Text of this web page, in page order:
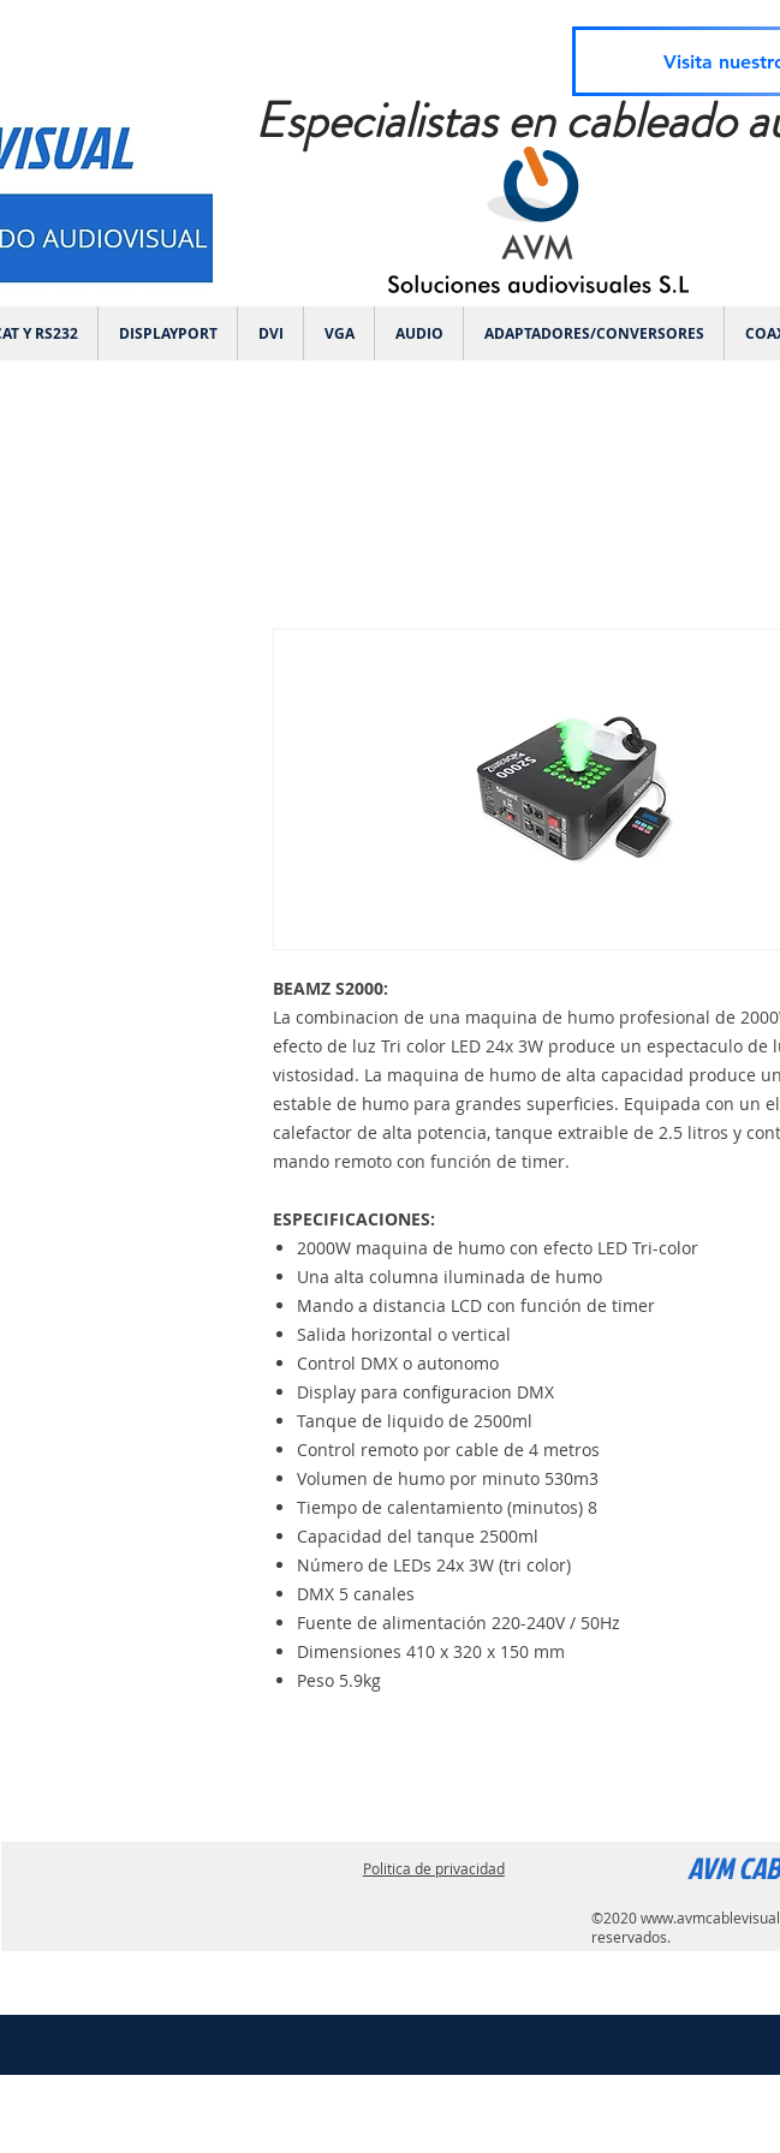
Visita
Especialistas en cableado
Y RS232 DISPLAYPORT DVI VGA AUDIO ADAPTADORES/CONVERSORES
BEAMZ S2000:
La combinacion de una maquina de humo profesional de
efecto de luz Tri color LED 24x 3W produce un espectaculo de
vistosidad. La maquina de humo de alta capacidad produce
estable de humo para grandes superficies. Equipada con un
calefactor de alta potencia, tanque extraible de 2.5 litros y
mando remoto con función de timer.
ESPECIFICACIONES:
2000W maquina de humo con efecto LED Tri-color
Una alta columna iluminada de humo
Mando a distancia LCD con función de timer
Salida horizontal o vertical
Control DMX o autonomo
Display para configuracion DMX
Tanque de liquido de 2500ml
Control remoto por cable de 4 metros
Volumen de humo por minuto 530m3
Tiempo de calentamiento (minutos) 8
Capacidad del tanque 2500ml
Número de LEDs 24x 3W (tri color)
DMX 5 canales
Fuente de alimentación 220-240V / 50Hz
Dimensiones 410 x 320 x 150 mm
Peso 5.9kg
Politica de privacidad AVM
©2020
reservados.